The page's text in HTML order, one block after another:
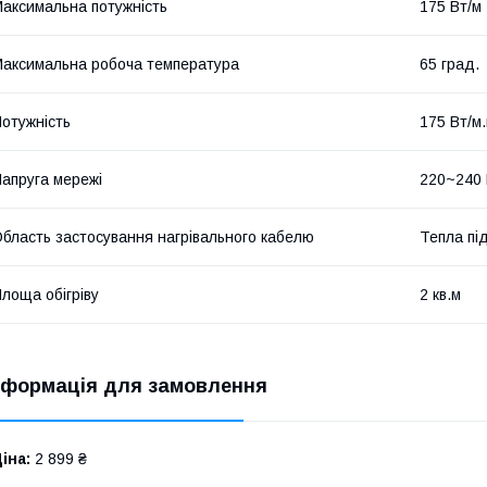
потужність 175 Вт/м
робоча температура 65 град.
175 Вт/
мережі 220~240
застосування нагрівального кабелю Тепла
обігріву 2 кв.м
для замовлення
2 899 ₴